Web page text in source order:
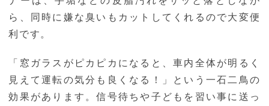
ら、同時に嫌な臭いもカットしてくれるので大変便
利です。
「窓ガラスがピカピカになると、車内全体が明るく
見えて運転の気分も良くなる！」という一石二鳥の
効果があります。信号待ちや子どもを習い事に送っ